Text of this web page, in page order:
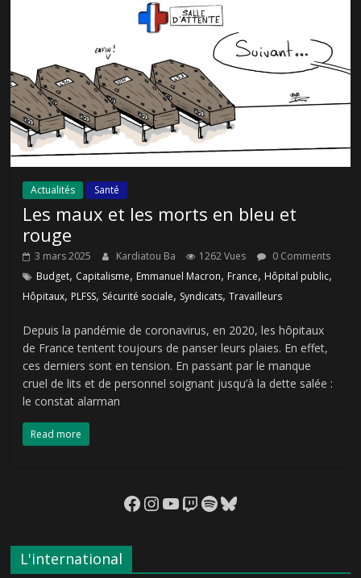
Actualités Santé
Les maux et les morts en bleu et
rouge
3 mars 2025 Kardiatou Ba 1262 Vues
0 Comments
Budget, Capitalisme, Emmanuel Macron, France, Hôpital public,
Hôpitaux, PLFSS, Sécurité sociale, Syndicats,Travailleurs
Depuis la pandémie de coronavirus, en 2020, les hôpitaux
de France tentent toujours de panser leurs plaies. En effet,
ces derniers sont en tension. En passant par le manque
cruel de lits et de personnel soignant jusqu’à la dette salée :
le constat alarman
Read more
Facebook
Instagram
YouTube
Twitch
Spotify
Bluesky
L'international